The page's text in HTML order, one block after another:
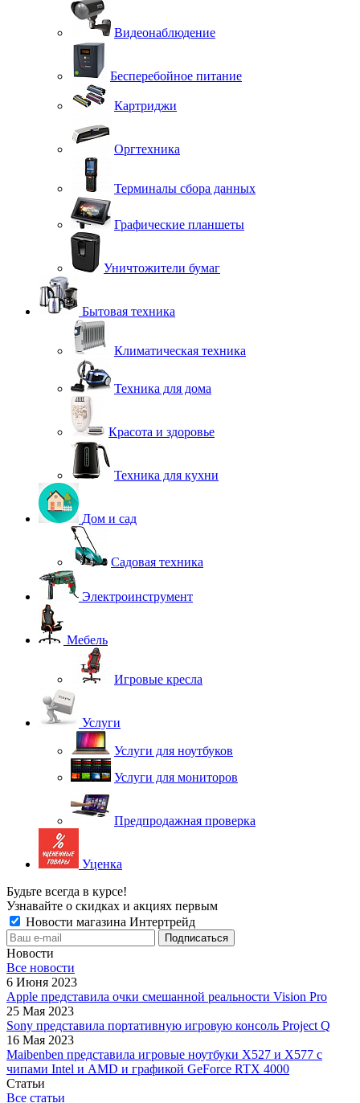
Видеонаблюдение
Бесперебойное питание
Картриджи
Оргтехника
Терминалы сбора данных
Графические планшеты
Уничтожители бумаг
Бытовая техника
Климатическая техника
Техника для дома
Красота и здоровье
Техника для кухни
Дом и сад
Садовая техника
Электроинструмент
Мебель
Игровые кресла
Услуги
Услуги для ноутбуков
Услуги для мониторов
Предпродажная проверка
Уценка
Будьте всегда в курсе!
Узнавайте о скидках и акциях первым
Новости магазина Интертрейд
Новости
Все новости
6 Июня 2023
Apple представила очки смешанной реальности Vision Pro
25 Мая 2023
Sony представила портативную игровую консоль Project Q
16 Мая 2023
Maibenben представила игровые ноутбуки X527 и X577 с
чипами Intel и AMD и графикой GeForce RTX 4000
Статьи
Все статьи